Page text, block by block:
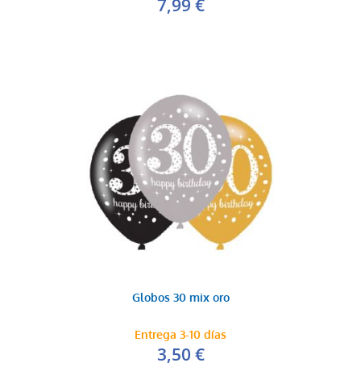
Globo letra N
3,99 €
AÑADIR AL CARRITO
7,99 €
Globos 30 mix oro
Entrega 3-10 días
3,50 €